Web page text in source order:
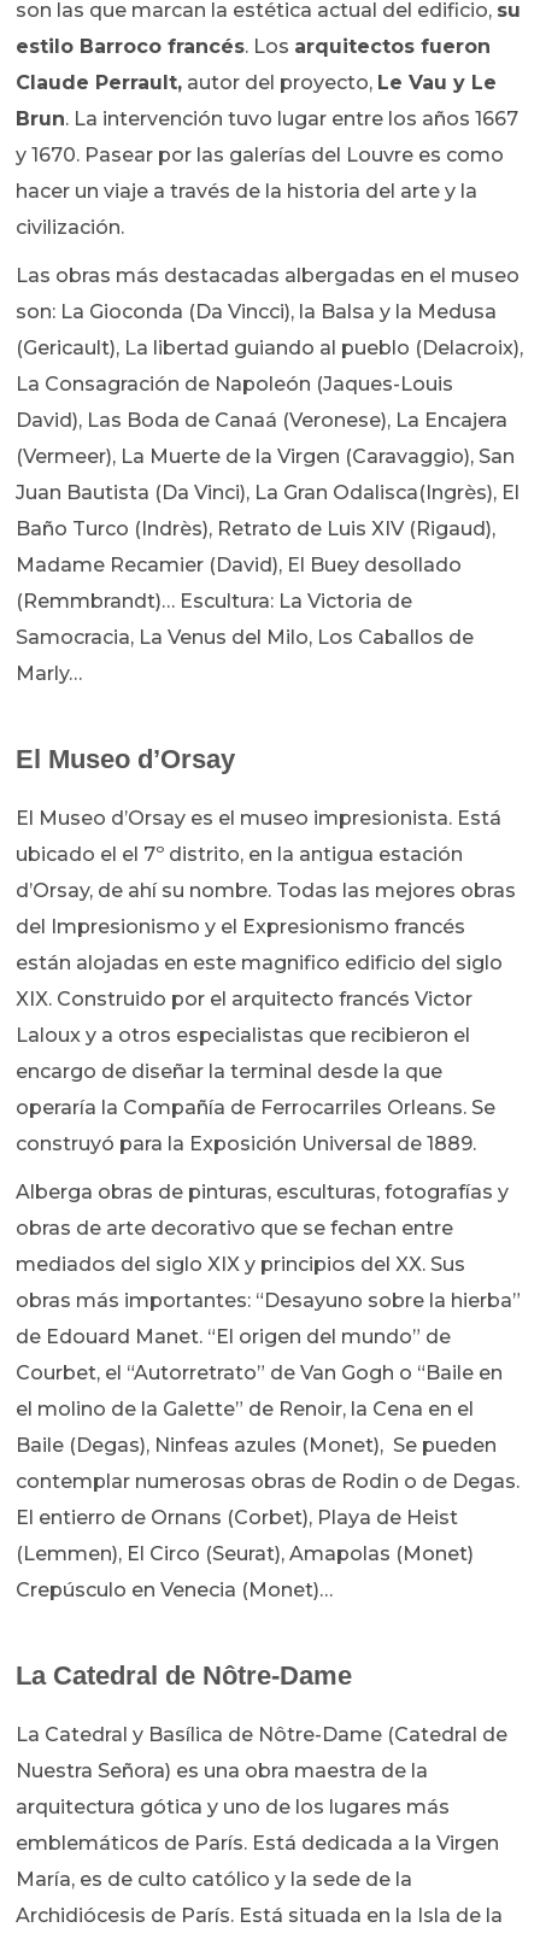
son las que marcan la estética actual del edificio, su
estilo Barroco francés. Los arquitectos fueron
Claude Perrault, autor del proyecto, Le Vau y Le
Brun. La intervención tuvo lugar entre los años 1667
y 1670. Pasear por las galerías del Louvre es como
hacer un viaje a través de la historia del arte y la
civilización.
Las obras más destacadas albergadas en el museo
son: La Gioconda (Da Vincci), la Balsa y la Medusa
(Gericault), La libertad guiando al pueblo (Delacroix),
La Consagración de Napoleón (Jaques-Louis
David), Las Boda de Canaá (Veronese), La Encajera
(Vermeer), La Muerte de la Virgen (Caravaggio), San
Juan Bautista (Da Vinci), La Gran Odalisca(Ingrès), El
Baño Turco (Indrès), Retrato de Luis XIV (Rigaud),
Madame Recamier (David), El Buey desollado
(Remmbrandt)… Escultura: La Victoria de
Samocracia, La Venus del Milo, Los Caballos de
Marly…
El Museo d’Orsay
El Museo d’Orsay es el museo impresionista. Está
ubicado el el 7º distrito, en la antigua estación
d’Orsay, de ahí su nombre. Todas las mejores obras
del Impresionismo y el Expresionismo francés
están alojadas en este magnifico edificio del siglo
XIX. Construido por el arquitecto francés Victor
Laloux y a otros especialistas que recibieron el
encargo de diseñar la terminal desde la que
operaría la Compañía de Ferrocarriles Orleans. Se
construyó para la Exposición Universal de 1889.
Alberga obras de pinturas, esculturas, fotografías y
obras de arte decorativo que se fechan entre
mediados del siglo XIX y principios del XX. Sus
obras más importantes: “Desayuno sobre la hierba”
de Edouard Manet. “El origen del mundo” de
Courbet, el “Autorretrato” de Van Gogh o “Baile en
el molino de la Galette” de Renoir, la Cena en el
Baile (Degas), Ninfeas azules (Monet), Se pueden
contemplar numerosas obras de Rodin o de Degas.
El entierro de Ornans (Corbet), Playa de Heist
(Lemmen), El Circo (Seurat), Amapolas (Monet)
Crepúsculo en Venecia (Monet)…
La Catedral de Nôtre-Dame
La Catedral y Basílica de Nôtre-Dame (Catedral de
Nuestra Señora) es una obra maestra de la
arquitectura gótica y uno de los lugares más
emblemáticos de París. Está dedicada a la Virgen
María, es de culto católico y la sede de la
Archidiócesis de París. Está situada en la Isla de la